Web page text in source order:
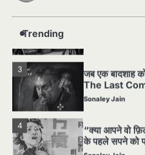
Trending
Sonaley Jain
3
जब एक बादशाह
The Last
Sonaley Jain
“क्या आपने वो
Freedom!
Sonaley Jain